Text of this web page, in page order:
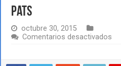
Pats
octubre 30, 2015
Comentarios desactivados